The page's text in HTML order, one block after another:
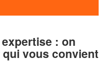
: on
vous convient